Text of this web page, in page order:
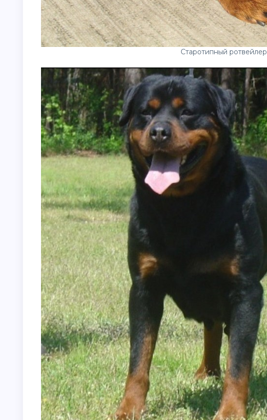
Старотипный ротвейлер